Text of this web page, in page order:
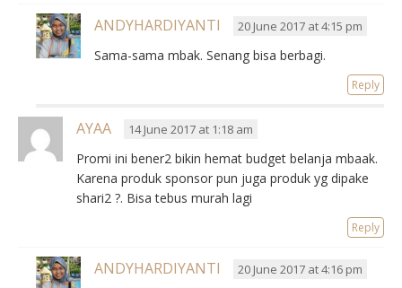
ANDYHARDIYANTI 20 June 2017 at 4:15 pm
Sama-sama mbak. Senang bisa berbagi.
Reply
AYAA 14 June 2017 at 1:18 am
Promi ini bener2 bikin hemat budget belanja mbaak.
Karena produk sponsor pun juga produk yg dipake
shari2 ?. Bisa tebus murah lagi
Reply
ANDYHARDIYANTI 20 June 2017 at 4:16 pm